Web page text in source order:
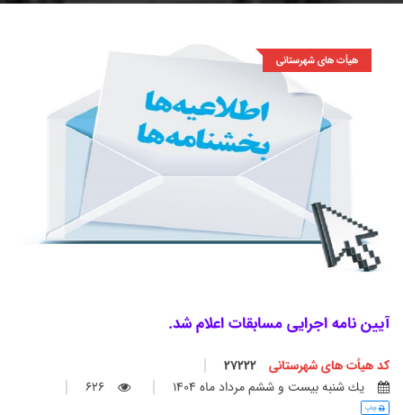
هیأت های شهرستانی
آیین نامه اجرایی مسابقات اعلام شد.
کد هیأت های شهرستانی
يك شنبه بيست و ششم مرداد ماه 1404
626
چاپ